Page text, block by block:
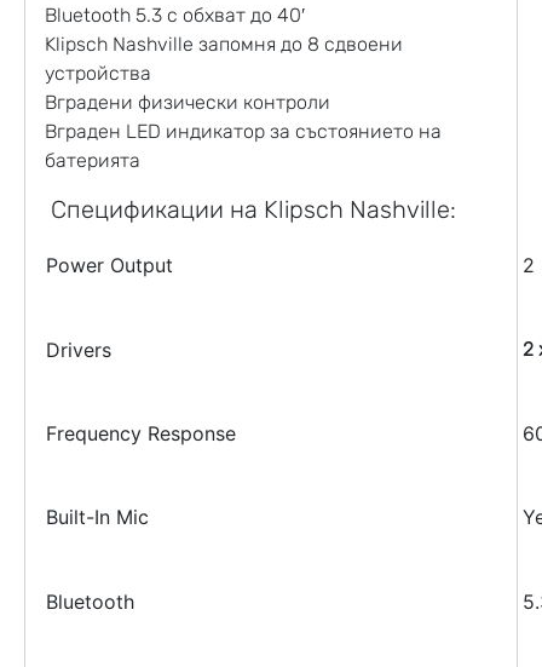
Bluetooth 5.3 с обхват до 40′
Klipsch Nashville запомня до 8 сдвоени
устройства
Вградени физически контроли
Вграден LED индикатор за състоянието на
батерията
Спецификации на Klipsch Nashville:
Power Output 2
Drivers 2
Frequency Response
Built-In Mic
Bluetooth